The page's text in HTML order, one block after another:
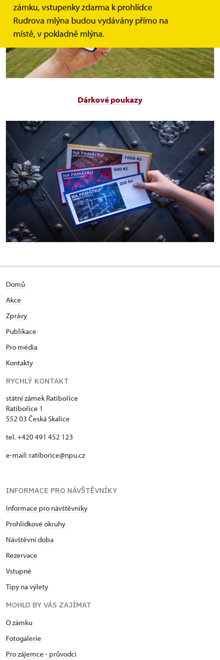
zámku, vstupenky zdarma k prohlídce
Rudrova mlýna budou vydávány přímo na
místě, v pokladně mlýna.
Dárkové poukazy
Domů
Akce
Zprávy
Publikace
Pro média
Kontakty
RYCHLÝ KONTAKT
státní zámek Ratibořice
Ratibořice 1
552 03 Česká Skalice
tel. +420 491 452 123
e-mail: ratiborice@npu.cz
INFORMACE PRO NÁVŠTĚVNÍKY
Informace pro návštěvníky
Prohlídkové okruhy
Návštěvní doba
Rezervace
Vstupné
Tipy na výlety
MOHLO BY VÁS ZAJÍMAT
O zámku
Fotogalerie
Pro zájemce - průvodci